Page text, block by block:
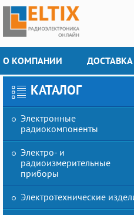
О КОМПАНИИ ДОСТАВКА
КАТАЛОГ
Электронные
радиокомпоненты
Электро- и
радиоизмерительные
приборы
Электротехнические